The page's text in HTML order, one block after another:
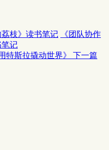
荔枝》读书笔记
《团队协作
笔记
特斯拉撬动世界》
下一篇